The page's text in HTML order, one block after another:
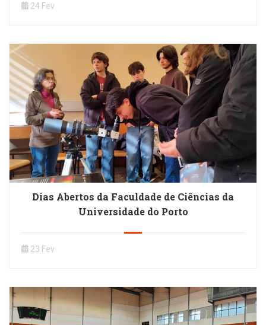
24 Fev
Dias Abertos da Faculdade de Ciências da
Universidade do Porto
23 Fev